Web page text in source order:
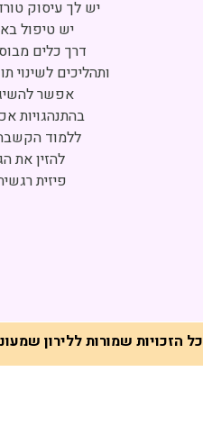
cookies and
content